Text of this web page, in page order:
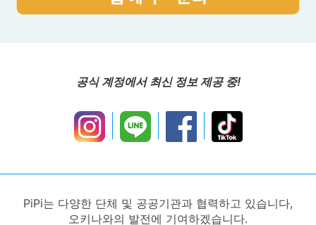
공식 계정에서 최신 정보 제공 중!
PiPi는 다양한 단체 및 공공기관과 협력하고 있습니다,
오키나와의 발전에 기여하겠습니다.